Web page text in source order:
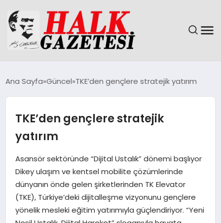
DÜNYA
EĞITIM
MAGAZIN
SAĞLIK
Ana Sayfa Güncel TKE’den gençlere stratejik yatırım
TKE’den gençlere stratejik
yatırım
Asansör sektöründe “Dijital Ustalık” dönemi başlıyor
Dikey ulaşım ve kentsel mobilite çözümlerinde
dünyanın önde gelen şirketlerinden TK Elevator
(TKE), Türkiye’deki dijitalleşme vizyonunu gençlere
yönelik mesleki eğitim yatırımıyla güçlendiriyor. “Yeni